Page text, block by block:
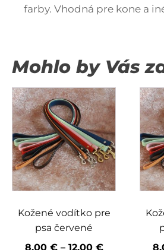
farby. Vhodná pre kone a
Mohlo by Vás
Kožené vodítko pre
psa červené
8,00 € – 12,00 €Price
Tento
produkt
má
viacero
variantov.
Možnosti
si
vybrať
stránke
má
si